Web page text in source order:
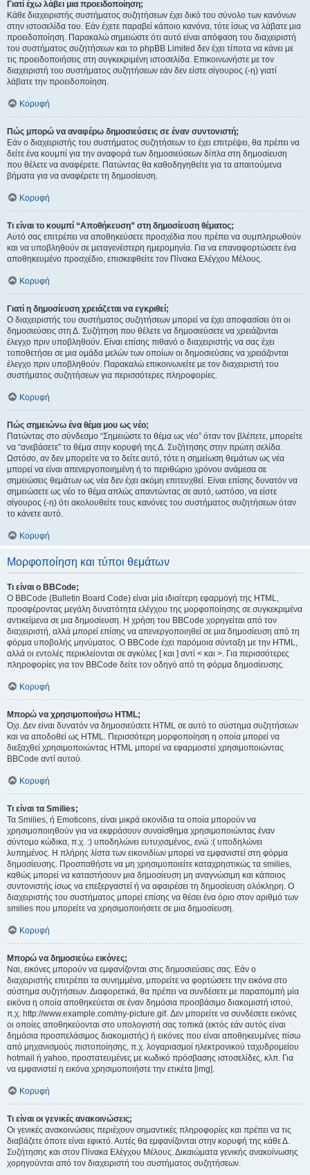
Γιατί έχω λάβει μια προειδοποίηση;
Κάθε διαχειριστής συστήματος συζητήσεων έχει δικό του σύνολο των κανόνων
στην ιστοσελίδα του. Εάν έχετε παραβεί κάποιο κανόνα, τότε ίσως να λάβατε μια
προειδοποίηση. Παρακαλώ σημειώστε ότι αυτό είναι απόφαση του διαχειριστή
του συστήματος συζητήσεων και το phpBB Limited δεν έχει τίποτα να κάνει με
τις προειδοποιήσεις στη συγκεκριμένη ιστοσελίδα. Επικοινωνήστε με τον
διαχειριστή του συστήματος συζητήσεων εάν δεν είστε σίγουρος (-η) γιατί
λάβατε την προειδοποίηση.
Κορυφή
Πώς μπορώ να αναφέρω δημοσιεύσεις σε έναν συντονιστή;
Εάν ο διαχειριστής του συστήματος συζητήσεων το έχει επιτρέψει, θα πρέπει να
δείτε ένα κουμπί για την αναφορά των δημοσιεύσεων δίπλα στη δημοσίευση
που θέλετε να αναφέρετε. Πατώντας θα καθοδηγηθείτε για τα απαιτούμενα
βήματα για να αναφέρετε τη δημοσίευση.
Κορυφή
Τι είναι το κουμπί “Αποθήκευση” στη δημοσίευση θέματος;
Αυτό σας επιτρέπει να αποθηκεύσετε προσχέδια που πρέπει να συμπληρωθούν
και να υποβληθούν σε μεταγενέστερη ημερομηνία. Για να επαναφορτώσετε ένα
αποθηκευμένο προσχέδιο, επισκεφθείτε τον Πίνακα Ελέγχου Μέλους.
Κορυφή
Γιατί η δημοσίευση χρειάζεται να εγκριθεί;
Ο διαχειριστής του συστήματος συζητήσεων μπορεί να έχει αποφασίσει ότι οι
δημοσιεύσεις στη Δ. Συζήτηση που θέλετε να δημοσιεύσετε να χρειάζονται
έλεγχο πριν υποβληθούν. Είναι επίσης πιθανό ο διαχειριστής να σας έχει
τοποθετήσει σε μια ομάδα μελών των οποίων οι δημοσιεύσεις να χρειάζονται
έλεγχο πριν υποβληθούν. Παρακαλώ επικοινωνείτε με τον διαχειριστή του
συστήματος συζητήσεων για περισσότερες πληροφορίες.
Κορυφή
Πώς σημειώνω ένα θέμα μου ως νέο;
Πατώντας στο σύνδεσμο “Σημειώστε το θέμα ως νέο” όταν τον βλέπετε, μπορείτε
να “ανεβάσετε” το θέμα στην κορυφή της Δ. Συζήτησης στην πρώτη σελίδα.
Ωστόσο, αν δεν μπορείτε να το δείτε αυτό, τότε η σημείωση θεμάτων ως νέα
μπορεί να είναι απενεργοποιημένη ή το περιθώριο χρόνου ανάμεσα σε
σημειώσεις θεμάτων ως νέα δεν έχει ακόμη επιτευχθεί. Είναι επίσης δυνατόν να
σημειώσετε ως νέο το θέμα απλώς απαντώντας σε αυτό, ωστόσο, να είστε
σίγουρος (-η) ότι ακολουθείτε τους κανόνες του συστήματος συζητήσεων όταν
το κάνετε αυτό.
Κορυφή
Μορφοποίηση και τύποι θεμάτων
Τι είναι ο BBCode;
Ο BBCode (Bulletin Board Code) είναι μία ιδιαίτερη εφαρμογή της HTML,
προσφέροντας μεγάλη δυνατότητα ελέγχου της μορφοποίησης σε συγκεκριμένα
αντικείμενα σε μια δημοσίευση. Η χρήση του BBCode χορηγείται από τον
διαχειριστή, αλλά μπορεί επίσης να απενεργοποιηθεί σε μια δημοσίευση από τη
φόρμα υποβολής μηνύματος. Ο BBCode έχει παρόμοια σύνταξη με την HTML,
αλλά οι εντολές περικλείονται σε αγκύλες [ και ] αντί < και >. Για περισσότερες
πληροφορίες για τον BBCode δείτε τον οδηγό από τη φόρμα δημοσίευσης.
Κορυφή
Μπορώ να χρησιμοποιήσω HTML;
Όχι. Δεν είναι δυνατόν να δημοσιεύσετε HTML σε αυτό το σύστημα συζητήσεων
και να αποδοθεί ως HTML. Περισσότερη μορφοποίηση η οποία μπορεί να
διεξαχθεί χρησιμοποιώντας HTML μπορεί να εφαρμοστεί χρησιμοποιώντας
BBCode αντί αυτού.
Κορυφή
Τι είναι τα Smilies;
Τα Smilies, ή Emoticons, είναι μικρά εικονίδια τα οποία μπορούν να
χρησιμοποιηθούν για να εκφράσουν συναίσθημα χρησιμοποιώντας έναν
σύντομο κώδικα, π.χ. :) υποδηλώνει ευτυχισμένος, ενώ :( υποδηλώνει
λυπημένος. Η πλήρης λίστα των εικονιδίων μπορεί να εμφανιστεί στη φόρμα
δημοσίευσης. Προσπαθήστε να μη χρησιμοποιείτε καταχρηστικώς τα smilies,
καθώς μπορεί να καταστήσουν μια δημοσίευση μη αναγνώσιμη και κάποιος
συντονιστής ίσως να επεξεργαστεί ή να αφαιρέσει τη δημοσίευση ολόκληρη. Ο
διαχειριστής του συστήματος μπορεί επίσης να θέσει ένα όριο στον αριθμό των
smilies που μπορείτε να χρησιμοποιήσετε σε μια δημοσίευση.
Κορυφή
Μπορώ να δημοσιεύω εικόνες;
Ναι, εικόνες μπορούν να εμφανίζονται στις δημοσιεύσεις σας. Εάν ο
διαχειριστής επιτρέπει τα συνημμένα, μπορείτε να φορτώσετε την εικόνα στο
σύστημα συζητήσεων. Διαφορετικά, θα πρέπει να συνδέσετε με παραπομπή μία
εικόνα η οποία αποθηκεύεται σε έναν δημόσια προσβάσιμο διακομιστή ιστού,
π.χ. http://www.example.com/my-picture.gif. Δεν μπορείτε να συνδέσετε εικόνες
οι οποίες αποθηκεύονται στο υπολογιστή σας τοπικά (εκτός εάν αυτός είναι
δημόσια προσπελάσιμος διακομιστής) ή εικόνες που είναι αποθηκευμένες πίσω
από μηχανισμούς πιστοποίησης, π.χ. λογαριασμοί ηλεκτρονικού ταχυδρομείου
hotmail ή yahoo, προστατευμένες με κωδικό πρόσβασης ιστοσελίδες, κλπ. Για
να εμφανιστεί η εικόνα χρησιμοποιήστε την ετικέτα [img].
Κορυφή
Τι είναι οι γενικές ανακοινώσεις;
Οι γενικές ανακοινώσεις περιέχουν σημαντικές πληροφορίες και πρέπει να τις
διαβάζετε όποτε είναι εφικτό. Αυτές θα εμφανίζονται στην κορυφή της κάθε Δ.
Συζήτησης και στον Πίνακα Ελέγχου Μέλους. Δικαιώματα γενικής ανακοίνωσης
χορηγούνται από τον διαχειριστή του συστήματος συζητήσεων.